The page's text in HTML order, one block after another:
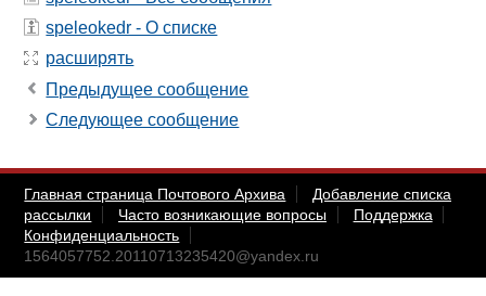
speleokedr - О списке
расширять
Предыдущее сообщение
Следующее сообщение
Главная страница Почтового Архива
Добавление списка
рассылки
Часто возникающие вопросы
Поддержка
Конфиденциальность
1564057752.20110713235420@yandex.ru